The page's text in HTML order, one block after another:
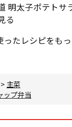
明太子ポテトサ
る
ったレシピをも
> 主菜
ップ弁当